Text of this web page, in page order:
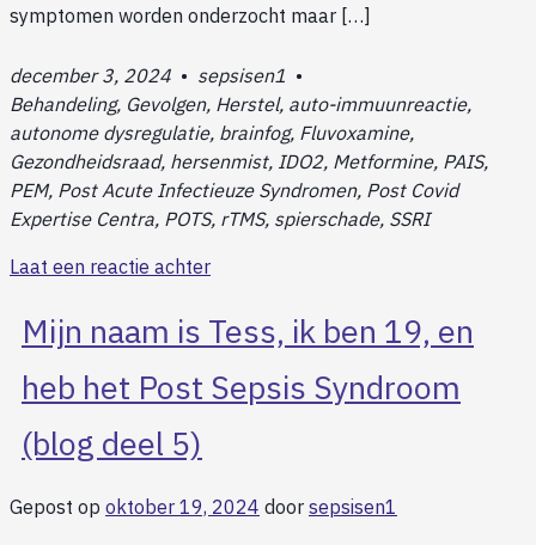
symptomen worden onderzocht maar […]
december 3, 2024 • sepsisen1 •
Behandeling, Gevolgen, Herstel, auto-immuunreactie,
autonome dysregulatie, brainfog, Fluvoxamine,
Gezondheidsraad, hersenmist, IDO2, Metformine, PAIS,
PEM, Post Acute Infectieuze Syndromen, Post Covid
Expertise Centra, POTS, rTMS, spierschade, SSRI
Laat een reactie achter
Mijn naam is Tess, ik ben 19, en
heb het Post Sepsis Syndroom
(blog deel 5)
Gepost op oktober 19, 2024 door sepsisen1